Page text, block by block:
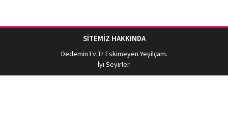
SİTEMİZ HAKKINDA
DedeminTv.TrEskimeyen Yeşilçam.
İyi Seyirler.